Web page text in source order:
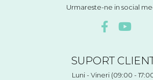
Urmareste-ne in social
SUPORT
Luni - Vineri (09:00 -